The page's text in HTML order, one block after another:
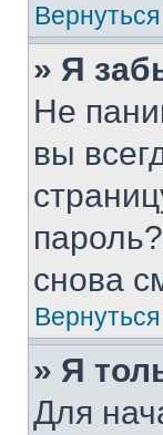
» Я
Не
вы
снова
» Я
Для